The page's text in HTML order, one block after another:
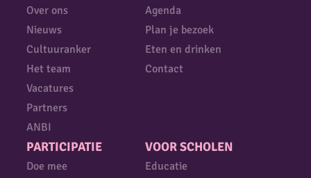
Over ons
Nieuws
Cultuuranker
Het team
Vacatures
Partners
ANBI
Agenda
Plan je bezoek
Eten en drinken
Contact
PARTICIPATIE
Doe mee
VOOR SCHOLEN
Educatie